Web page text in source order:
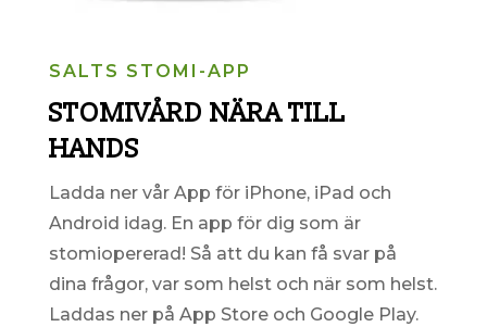
SALTS STOMI-APP
STOMIVÅRD NÄRA TILL
HANDS
Ladda ner vår App för iPhone, iPad och
Android idag. En app för dig som är
stomiopererad! Så att du kan få svar på
dina frågor, var som helst och när som helst.
Laddas ner på App Store och Google Play.